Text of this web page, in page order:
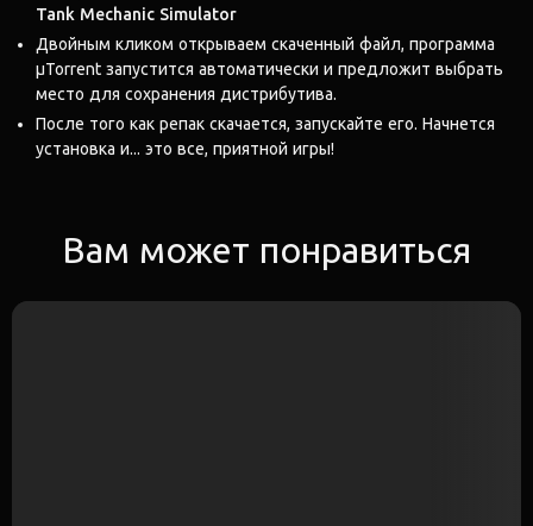
Tank Mechanic Simulator
Двойным кликом открываем скаченный файл, программа
μTorrent запустится автоматически и предложит выбрать
место для сохранения дистрибутива.
После того как репак скачается, запускайте его. Начнется
установка и... это все, приятной игры!
Вам может понравиться